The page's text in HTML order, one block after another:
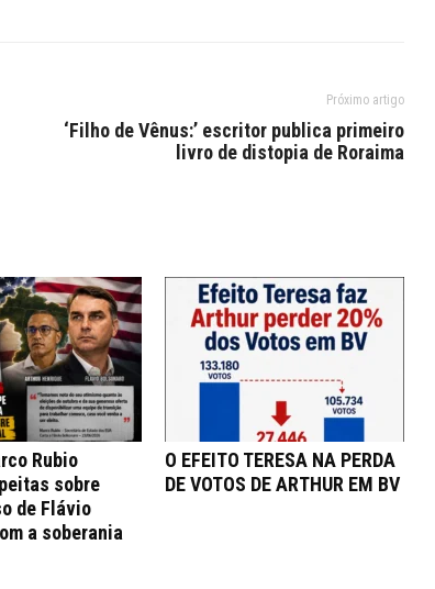
Próximo artigo
‘Filho de Vênus:’ escritor publica primeiro
livro de distopia de Roraima
Rubio
sobre
de Flávio
a soberania
O EFEITO TERESA NA PERDA
DE VOTOS DE ARTHUR EM BV